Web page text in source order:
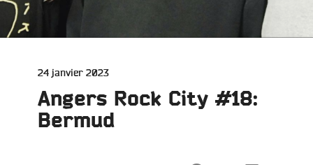
Publié
24 janvier 2023
Angers Rock City #18:
Bermud